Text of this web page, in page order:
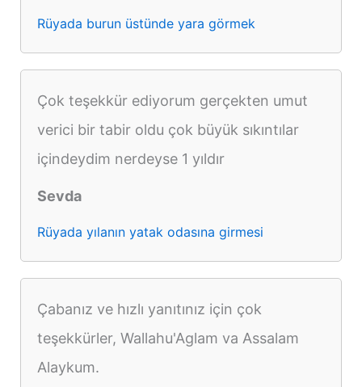
Rüyada burun üstünde yara görmek
Çok teşekkür ediyorum gerçekten umut
verici bir tabir oldu çok büyük sıkıntılar
içindeydim nerdeyse 1 yıldır
Sevda
Rüyada yılanın yatak odasına girmesi
Çabanız ve hızlı yanıtınız için çok
teşekkürler, Wallahu'Aglam va Assalam
Alaykum.